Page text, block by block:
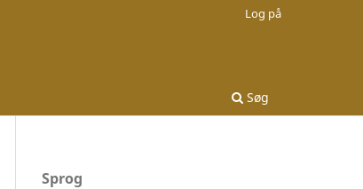
Søg
Log på
Sprog